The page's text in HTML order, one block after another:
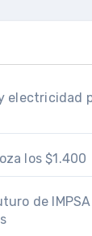
electricidad
los $1.400
de